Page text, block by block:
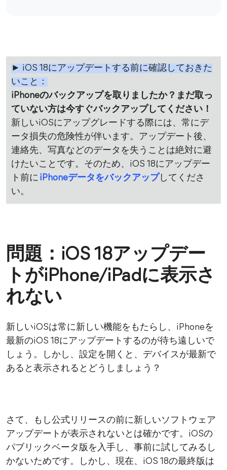
► iOS 18にアップデートする前に確認しておきた
いこと：
iPhoneのバックアップを取りましたか？まだ取っ
ていない方は今すぐバックアップしてください！
新しいiOSにアップグレードする際には、常にデ
ータ損失の危険性が伴います。アップデート後、
連絡先、写真などのデータを失うことは絶対に避
けたいことです。そのため、iOS 18にアップデー
ト前に iPhoneデータをバックアップしてくださ
い。
問題：iOS 18アップデー
トがiPhone/iPadに表示さ
れない
新しいiOSは常に新しい機能をもたらし、iPhoneを
最新のiOS 18にアップデートするのが待ち遠しいで
しょう。しかし、設定を開くと、デバイスが最新で
あると表示されるとどうしましょう？
さて、もし公式リリースの前に新しいソフトウェア
アップデートが表示されないとは確かです。iOSの
パブリックベータ版を入手し、事前に試してみるし
かないためです。しかし、現在、iOS 18の最終版は